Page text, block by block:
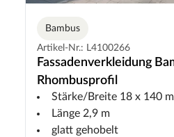
Bambus
Artikel-Nr.: L4100266
Fassadenverkleidung
Rhombusprofil
Stärke/Breite 18 x 140
Länge 2,9 m
glatt gehobelt